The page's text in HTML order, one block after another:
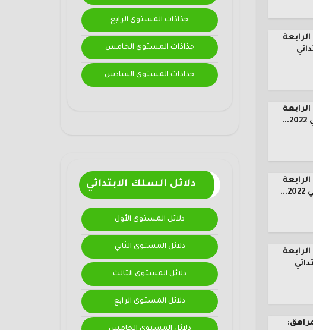
جذاذات المستوى الرابع
جذاذات المستوى الخامس
جذاذات المستوى السادس
دلائل السلك الابتدائي
دلائل المستوى الأول
دلائل المستوى الثاني
دلائل المستوى الثالث
دلائل المستوى الرابع